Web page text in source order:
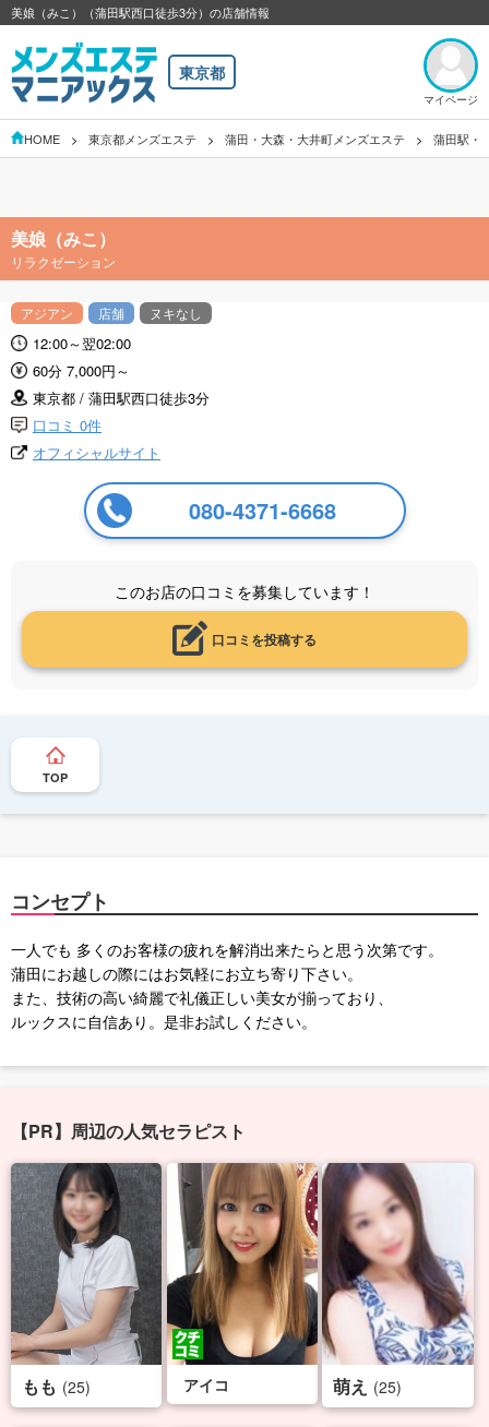
美娘（みこ）（蒲田駅西口徒歩3分）の店舗情報
東京都
マイページ
HOME 東京都メンズエステ 蒲田・大森・大井町メンズエステ 蒲田駅・
美娘（みこ）
リラクゼーション
アジアン 店舗 ヌキなし
12:00～翌02:00
60分 7,000円～
東京都 / 蒲田駅西口徒歩3分
口コミ 0件
オフィシャルサイト
080-4371-6668
このお店の口コミを募集しています！
口コミを投稿する
TOP
コンセプト
一人でも 多くのお客様の疲れを解消出来たらと思う次第です。
蒲田にお越しの際にはお気軽にお立ち寄り下さい。
また、技術の高い綺麗で礼儀正しい美女が揃っており、
ルックスに自信あり。是非お試しください。
【PR】周辺の人気セラピスト
もも (25) アイコ 萌え (25)